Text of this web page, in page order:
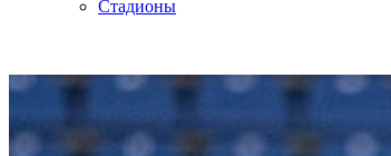
Стадионы